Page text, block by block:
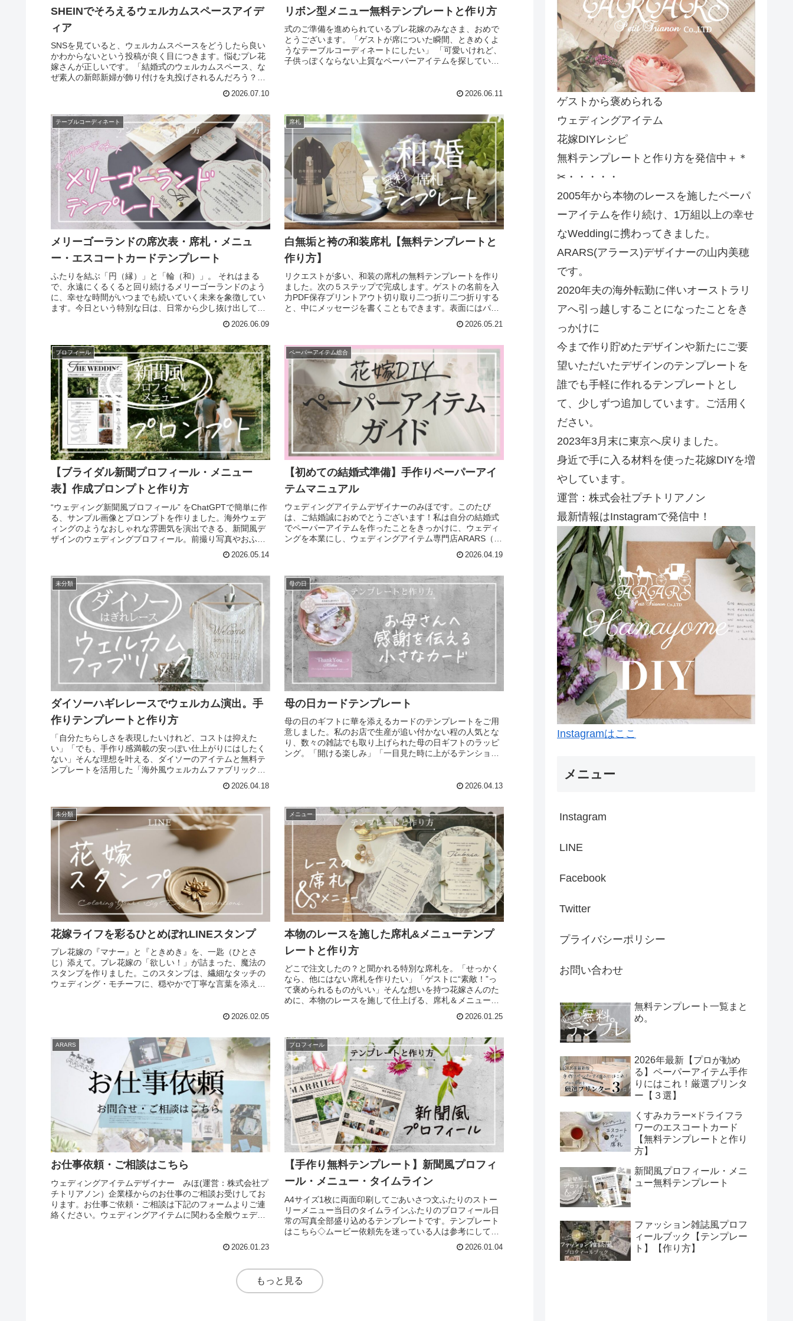
SHEINでそろえるウェルカムスペースアイデ
ィア
SNSを見ていると、ウェルカムスペースをどうしたら良い
かわからないという投稿が良く目につきます。悩むプレ花
嫁さんが正しいです。「結婚式のウェルカムスペース、な
ぜ素人の新郎新婦が飾り付けを丸投げされるんだろう？」
2026.07.10
リボン型メニュー無料テンプレートと作り方
式のご準備を進められているプレ花嫁のみなさま、おめで
とうございます。「ゲストが席についた瞬間、ときめくよ
うなテーブルコーディネートにしたい」 「可愛いけれど、
子供っぽくならない上質なペーパーアイテムを探してい
2026.06.11
テーブルコーディネート
メリーゴーランドの席次表・席札・メニュ
ー・エスコートカードテンプレート
ふたりを結ぶ「円（縁）」と「輪（和）」。 それはまる
で、永遠にくるくると回り続けるメリーゴーランドのよう
に、幸せな時間がいつまでも続いていく未来を象徴してい
ます。今日という特別な日は、日常から少し抜け出して、
2026.06.09
席札
白無垢と袴の和装席札【無料テンプレートと
作り方】
リクエストが多い、和装の席札の無料テンプレートを作り
ました。次の５ステップで完成します。ゲストの名前を入
力PDF保存プリントアウト切り取り二つ折り二つ折りする
と、中にメッセージを書くこともできます。表面にはパー
2026.05.21
プロフィール
【ブライダル新聞プロフィール・メニュー
表】作成プロンプトと作り方
“ウェディング新聞風プロフィール” をChatGPTで簡単に作
る、サンプル画像とプロンプトを作りました。海外ウェデ
ィングのようなおしゃれな雰囲気を演出できる、新聞風デ
ザインのウェディングプロフィール。前撮り写真やおふた
2026.05.14
ペーパーアイテム総合
【初めての結婚式準備】手作りペーパーアイ
テムマニュアル
ウェディングアイテムデザイナーのみほです。このたび
は、ご結婚誠におめでとうございます！私は自分の結婚式
でペーパーアイテムを作ったことをきっかけに、ウェディ
ングを本業にし、ウェディングアイテム専門店ARARS（ア
2026.04.19
未分類
ダイソーハギレレースでウェルカム演出。手
作りテンプレートと作り方
「自分たちらしさを表現したいけれど、コストは抑えた
い」「でも、手作り感満載の安っぽい仕上がりにはしたく
ない」そんな理想を叶える、ダイソーのアイテムと無料テ
ンプレートを活用した「海外風ウェルカムファブリック」
2026.04.18
母の日
母の日カードテンプレート
母の日のギフトに華を添えるカードのテンプレートをご用
意しました。私のお店で生産が追い付かない程の人気とな
り、数々の雑誌でも取り上げられた母の日ギフトのラッピ
ング。「開ける楽しみ」「一目見た時に上がるテンショ
2026.04.13
未分類
花嫁ライフを彩るひとめぼれLINEスタンプ
プレ花嫁の『マナー』と『ときめき』を、一匙（ひとさ
じ）添えて。プレ花嫁の「欲しい！」が詰まった、魔法の
スタンプを作りました。このスタンプは、繊細なタッチの
ウェディング・モチーフに、穏やかで丁寧な言葉を添えた
2026.02.05
メニュー
本物のレースを施した席札&メニューテンプ
レートと作り方
どこで注文したの？と聞かれる特別な席札を。「せっかく
なら、他にはない席札を作りたい」「ゲストに“素敵！”っ
て褒められるものがいい」そんな想いを持つ花嫁さんのた
めに、本物のレースを施して仕上げる、席札＆メニューの
2026.01.25
ARARS
お仕事依頼・ご相談はこちら
ウェディングアイテムデザイナー みほ(運営：株式会社プ
チトリアノン）企業様からのお仕事のご相談お受けしてお
ります。お仕事ご依頼・ご相談は下記のフォームよりご連
絡ください。ウェディングアイテムに関わる全般ウェディ
2026.01.23
プロフィール
【手作り無料テンプレート】新聞風プロフィ
ール・メニュー・タイムライン
A4サイズ1枚に両面印刷してごあいさつ文ふたりのストー
リーメニュー当日のタイムラインふたりのプロフィール日
常の写真全部盛り込めるテンプレートです。テンプレート
はこちら◇ムービー依頼先を迷っている人は参考にしてく
2026.01.04
もっと見る
ゲストから褒められる
ウェディングアイテム
花嫁DIYレシピ
無料テンプレートと作り方を発信中＋＊
✂・・・・・
2005年から本物のレースを施したペーパ
ーアイテムを作り続け、1万組以上の幸せ
なWeddingに携わってきました。
ARARS(アラース)デザイナーの山内美穂
です。
2020年夫の海外転勤に伴いオーストラリ
アへ引っ越しすることになったことをき
っかけに
今まで作り貯めたデザインや新たにご要
望いただいたデザインのテンプレートを
誰でも手軽に作れるテンプレートとし
て、少しずつ追加しています。ご活用く
ださい。
2023年3月末に東京へ戻りました。
身近で手に入る材料を使った花嫁DIYを増
やしています。
運営：株式会社プチトリアノン
最新情報はInstagramで発信中！
Instagramはここ
メニュー
Instagram
LINE
Facebook
Twitter
プライバシーポリシー
お問い合わせ
無料テンプレート一覧まと
め。
2026年最新【プロが勧め
る】ペーパーアイテム手作
りにはこれ！厳選プリンタ
ー【３選】
くすみカラー×ドライフラ
ワーのエスコートカード
【無料テンプレートと作り
方】
新聞風プロフィール・メニ
ュー無料テンプレート
ファッション雑誌風プロフ
ィールブック【テンプレー
ト】【作り方】